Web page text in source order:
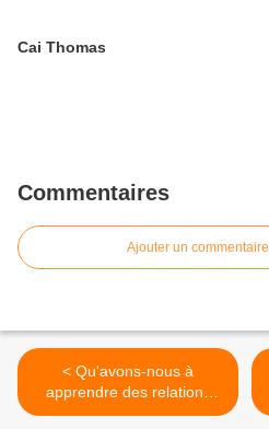
Cai Thomas
Commentaires
Ajouter un commentaire
< Qu'avons-nous à
apprendre des relations
entre catholiques et